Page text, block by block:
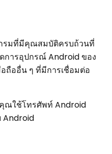
รมที่มีคุณสมบัติครบถ้วนที่
การอุปกรณ์ Android ของ
ออื่น ๆ ที่มีการเชื่อมต่อ
ณใช้โทรศัพท์ Android
Android